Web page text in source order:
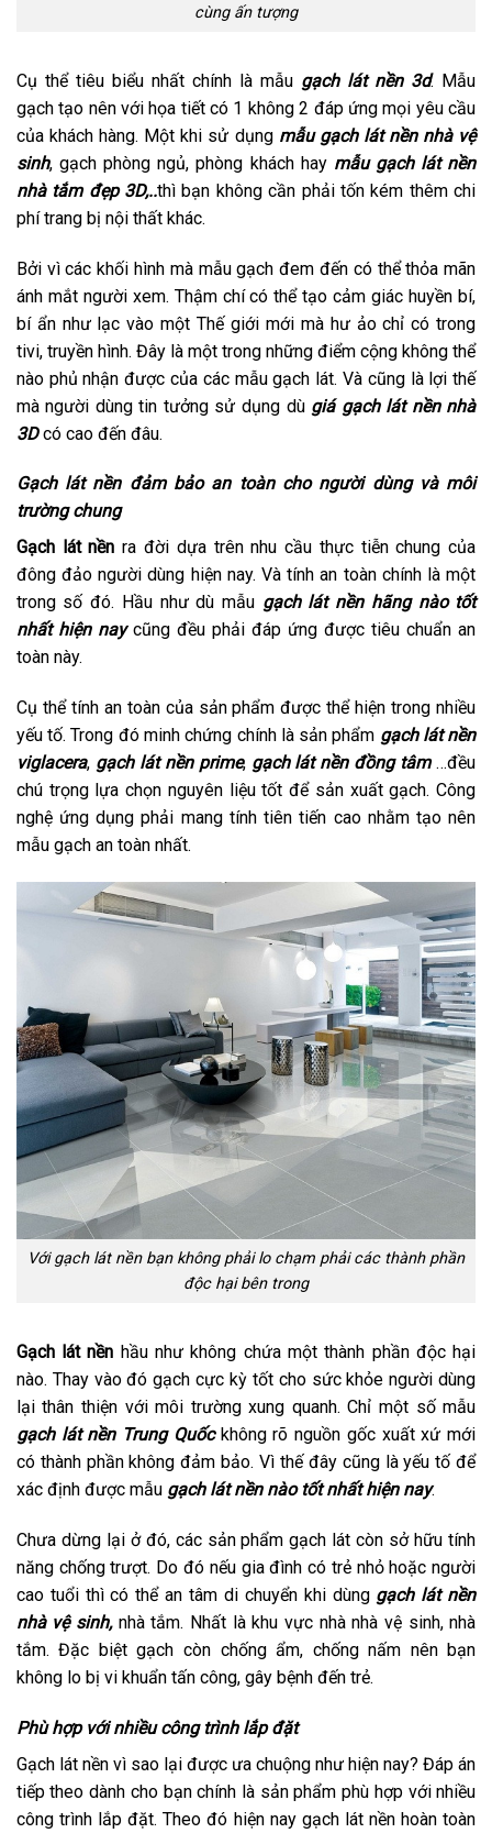
cùng ấn tượng
Cụ thể tiêu biểu nhất chính là mẫu gạch lát nền 3d. Mẫu
gạch tạo nên với họa tiết có 1 không 2 đáp ứng mọi yêu cầu
của khách hàng. Một khi sử dụng mẫu gạch lát nền nhà vệ
sinh, gạch phòng ngủ, phòng khách hay mẫu gạch lát nền
nhà tắm đẹp 3D,..thì bạn không cần phải tốn kém thêm chi
phí trang bị nội thất khác.
Bởi vì các khối hình mà mẫu gạch đem đến có thể thỏa mãn
ánh mắt người xem. Thậm chí có thể tạo cảm giác huyền bí,
bí ẩn như lạc vào một Thế giới mới mà hư ảo chỉ có trong
tivi, truyền hình. Đây là một trong những điểm cộng không thể
nào phủ nhận được của các mẫu gạch lát. Và cũng là lợi thế
mà người dùng tin tưởng sử dụng dù giá gạch lát nền nhà
3Dcó cao đến đâu.
Gạch lát nền đảm bảo an toàn cho người dùng và môi
trường chung
Gạch lát nền ra đời dựa trên nhu cầu thực tiễn chung của
đông đảo người dùng hiện nay. Và tính an toàn chính là một
trong số đó. Hầu như dù mẫu gạch lát nền hãng nào tốt
nhất hiện naycũng đều phải đáp ứng được tiêu chuẩn an
toàn này.
Cụ thể tính an toàn của sản phẩm được thể hiện trong nhiều
yếu tố. Trong đó minh chứng chính là sản phẩm gạch lát nền
viglacera, gạch lát nền prime, gạch lát nền đồng tâm…đều
chú trọng lựa chọn nguyên liệu tốt để sản xuất gạch. Công
nghệ ứng dụng phải mang tính tiên tiến cao nhằm tạo nên
mẫu gạch an toàn nhất.
Với gạch lát nền bạn không phải lo chạm phải các thành phần
độc hại bên trong
Gạch lát nền hầu như không chứa một thành phần độc hại
nào. Thay vào đó gạch cực kỳ tốt cho sức khỏe người dùng
lại thân thiện với môi trường xung quanh. Chỉ một số mẫu
gạch lát nền Trung Quốckhông rõ nguồn gốc xuất xứ mới
có thành phần không đảm bảo. Vì thế đây cũng là yếu tố để
xác định được mẫu gạch lát nền nào tốt nhất hiện nay.
Chưa dừng lại ở đó, các sản phẩm gạch lát còn sở hữu tính
năng chống trượt. Do đó nếu gia đình có trẻ nhỏ hoặc người
cao tuổi thì có thể an tâm di chuyển khi dùng gạch lát nền
nhà vệ sinh, nhà tắm. Nhất là khu vực nhà nhà vệ sinh, nhà
tắm. Đặc biệt gạch còn chống ẩm, chống nấm nên bạn
không lo bị vi khuẩn tấn công, gây bệnh đến trẻ.
Phù hợp với nhiều công trình lắp đặt
Gạch lát nền vì sao lại được ưa chuộng như hiện nay? Đáp án
tiếp theo dành cho bạn chính là sản phẩm phù hợp với nhiều
công trình lắp đặt. Theo đó hiện nay gạch lát nền hoàn toàn